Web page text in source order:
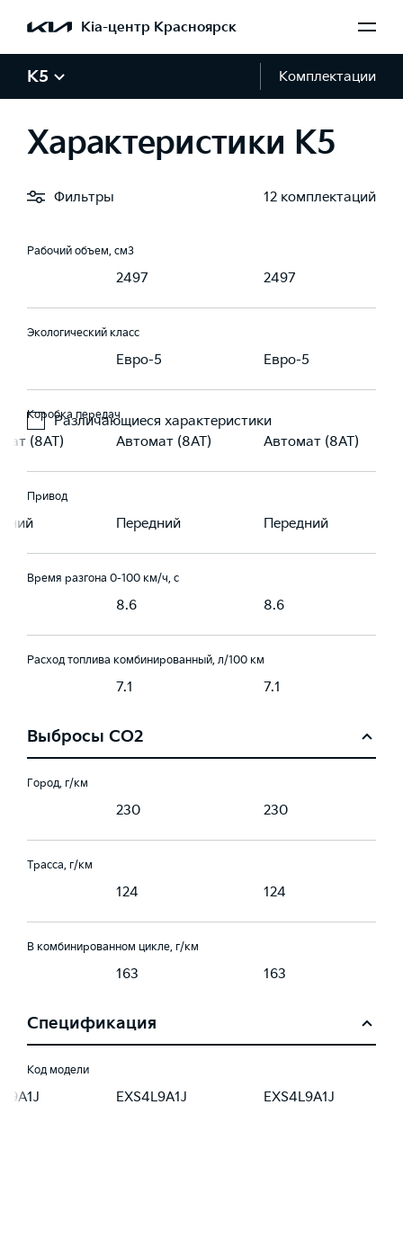
Kia-центр Красноярск
K5 Комплектации
Характеристики K5
Фильтры 12 комплектаций
Различающиеся характеристики
246
2.5
Рабочий объем, см3
2497 2497
Экологический класс
Евро-5 Евро-5
Коробка передач
(8AT) Автомат (8AT) Автомат (8AT)
Привод
Передний Передний
Время разгона 0-100 км/ч, с
8.6 8.6
Расход топлива комбинированный, л/100 км
7.1 7.1
Выбросы CO2
Город, г/км
230 230
Трасса, г/км
124 124
В комбинированном цикле, г/км
163 163
Спецификация
Код модели
EXS4L9A1J EXS4L9A1J